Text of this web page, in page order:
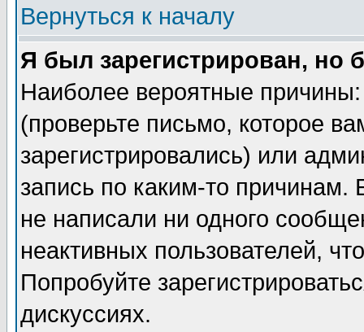
Вернуться к началу
Я был зарегистрирован, но
Наиболее вероятные
(проверьте письмо, которое
зарегистрировались) или
запись по каким-то
не написали ни одного
неактивных пользователей,
Попробуйте
дискуссиях.